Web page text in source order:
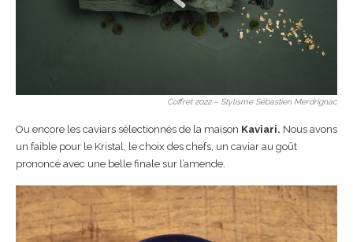
Coffret 2022 – Stylisme Sébastien Merdrignac
Ou encore les caviars sélectionnés de la maison Kaviari. Nous avons
un faible pour le Kristal, le choix des chefs, un caviar au goût
prononcé avec une belle finale sur l’amende.